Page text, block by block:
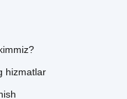
hizmatlar